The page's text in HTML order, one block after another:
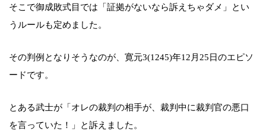
そこで御成敗式目では「証拠がないなら訴えちゃダメ」とい
うルールも定めました。
その判例となりそうなのが、寛元3(1245)年12月25日のエピソ
ードです。
とある武士が「オレの裁判の相手が、裁判中に裁判官の悪口
を言っていた！」と訴えました。